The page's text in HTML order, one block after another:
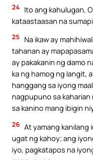
24 Ito ang kahulugan,
kataastaasan na
25
Na ikaw ay
tahanan ay
ay pakakanin ng damo
ka ng hamog ng langit,
hanggang sa iyong
nagpupuno sa
sa kanino mang ibigin
26 At yamang kanilang
ugat ng kahoy; ang
iyo, pagkatapos na